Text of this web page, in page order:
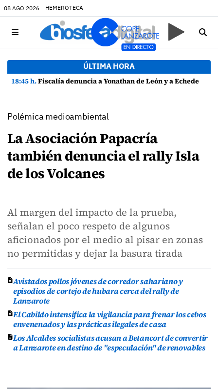
08 AGO 2026 HEMEROTECA
ÚLTIMA HORA
18:45 h.Fiscalía denuncia a Yonathan de León y a Echedey Eugenio por presuntas anomalías en contratos festivos
Polémica medioambiental
La Asociación Papacría
también denuncia el rally Isla
de los Volcanes
Al margen del impacto de la prueba,
señalan el poco respeto de algunos
aficionados por el medio al pisar en zonas
no permitidas y dejar la basura tirada
Avistados pollos jóvenes de corredor sahariano y
episodios de cortejo de hubara cerca del rally de
Lanzarote
El Cabildo intensifica la vigilancia para frenar los cebos
envenenados y las prácticas ilegales de caza
Los Alcaldes socialistas acusan a Betancort de convertir
a Lanzarote en destino de "especulación" de renovables